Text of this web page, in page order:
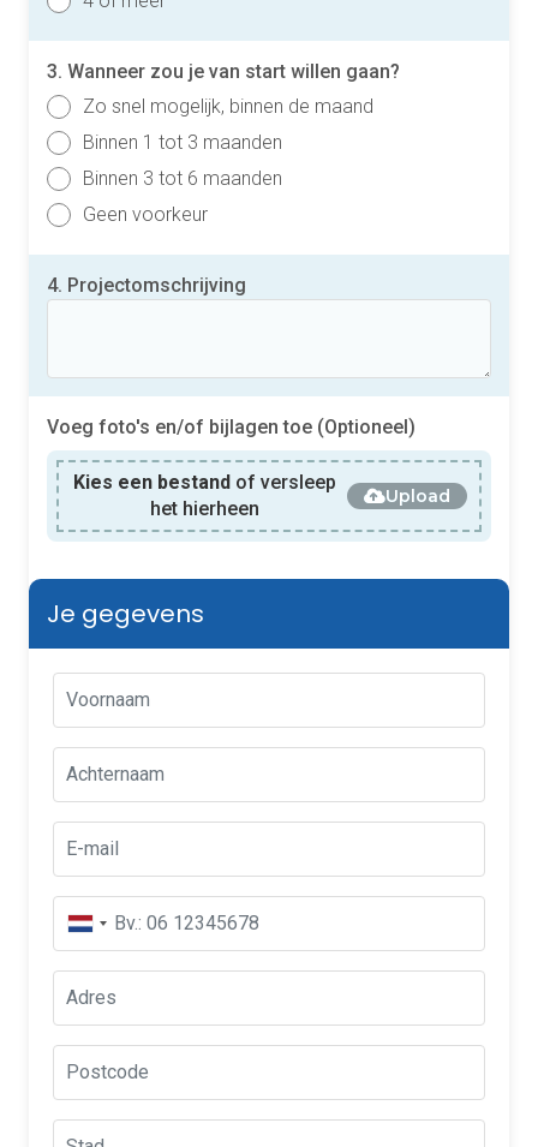
3. Wanneer zou je van start willen gaan?
Zo snel mogelijk, binnen de maand
Binnen 1 tot 3 maanden
Binnen 3 tot 6 maanden
Geen voorkeur
4. Projectomschrijving
Voeg foto's en/of bijlagen toe (Optioneel)
Kies een bestand of versleep
het hierheen
Upload
Je gegevens